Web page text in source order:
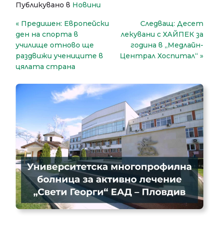
Публикувано в Новини
Навигация
Предишен: Европейски
ден на спорта в
училище отново ще
раздвижи учениците в
цялата страна
Следващ: Десет
лекувани с ХАЙПЕК за
година в „Медлайн-
Централ Хоспитал“